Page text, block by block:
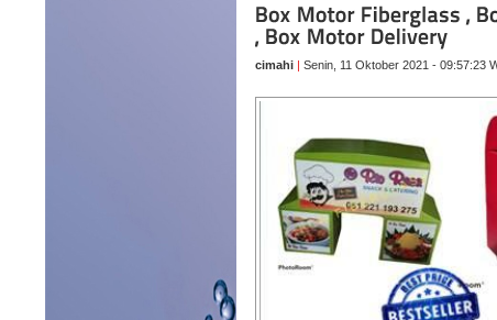
cimahi | Senin, 11 Oktober 2021 - 09:57:23